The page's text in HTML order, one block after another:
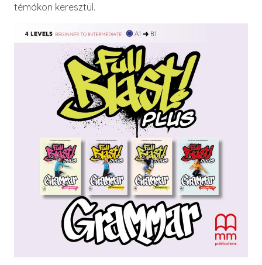
témákon keresztül.
Image